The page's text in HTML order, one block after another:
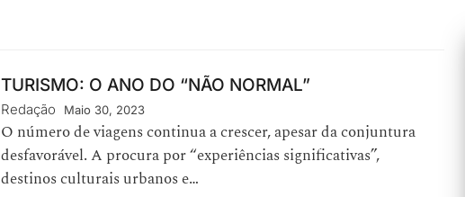
TURISMO: O ANO DO “NÃO NORMAL”
Redação Maio 30, 2023
O número de viagens continua a crescer, apesar da conjuntura
desfavorável. A procura por “experiências significativas”,
destinos culturais urbanos e…